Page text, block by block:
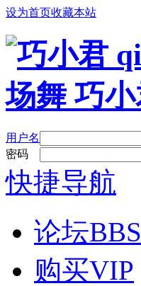
设为首页收藏本站
用户名
密码
快捷导航
论坛BBS
购买VIP